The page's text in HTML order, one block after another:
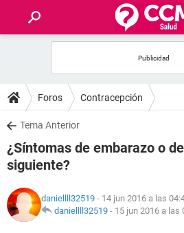
FOROS
SALUD
FAMILIA
NUTRICIÓN
Foros Contracepción
Tema Anterior
¿Síntomas de embarazo o
siguiente?
daniellll32519 - 14 jun 2016 a las
daniellll32519 - 15 jun 2016 a las